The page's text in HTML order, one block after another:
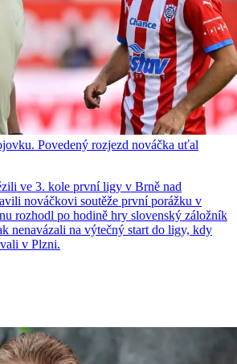
Povedený rozjezd nováčka uťal
ve 3. kole první ligy v Brně nad
nováčkovi soutěže první porážku v
rozhodl po hodině hry slovenský záložník
nenavázali na výtečný start do ligy, kdy
v Plzni.